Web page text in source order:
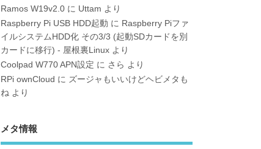
Ramos W19v2.0 に Uttam より
Raspberry Pi USB HDD起動 に Raspberry Piファ
イルシステムHDD化 その3/3 (起動SDカードを別
カードに移行) - 屋根裏Linux より
Coolpad W770 APN設定 に さら より
RPi ownCloud に ズージャもいいけどヘビメタも
ね より
メタ情報